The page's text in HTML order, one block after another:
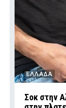
ΕΛΛΑΔΑ
Σοκ στην